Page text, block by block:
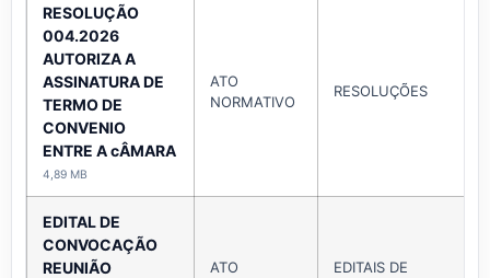
RESOLUÇÃO
004.2026
AUTORIZA A
ASSINATURA DE
TERMO DE
CONVENIO
ENTRE A cÂMARA
4,89 MB
ATO
NORMATIVO
RESOLUÇÕES
EDITAL DE
CONVOCAÇÃO
REUNIÃO
ATO
EDITAIS DE